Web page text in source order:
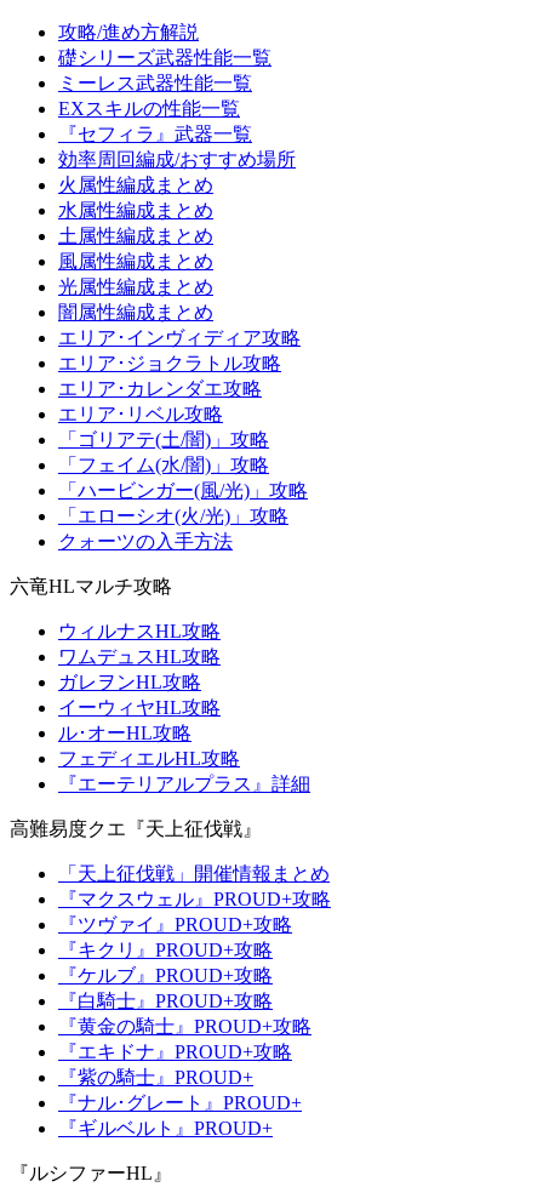
攻略/進め方解説
礎シリーズ武器性能一覧
ミーレス武器性能一覧
EXスキルの性能一覧
『セフィラ』武器一覧
効率周回編成/おすすめ場所
火属性編成まとめ
水属性編成まとめ
土属性編成まとめ
風属性編成まとめ
光属性編成まとめ
闇属性編成まとめ
エリア･インヴィディア攻略
エリア･ジョクラトル攻略
エリア･カレンダエ攻略
エリア･リベル攻略
「ゴリアテ(土/闇)」攻略
「フェイム(水/闇)」攻略
「ハービンガー(風/光)」攻略
「エローシオ(火/光)」攻略
クォーツの入手方法
六竜HLマルチ攻略
ウィルナスHL攻略
ワムデュスHL攻略
ガレヲンHL攻略
イーウィヤHL攻略
ル･オーHL攻略
フェディエルHL攻略
『エーテリアルプラス』詳細
高難易度クエ『天上征伐戦』
「天上征伐戦」開催情報まとめ
『マクスウェル』PROUD+攻略
『ツヴァイ』PROUD+攻略
『キクリ』PROUD+攻略
『ケルブ』PROUD+攻略
『白騎士』PROUD+攻略
『黄金の騎士』PROUD+攻略
『エキドナ』PROUD+攻略
『紫の騎士』PROUD+
『ナル･グレート』PROUD+
『ギルベルト』PROUD+
『ルシファーHL』